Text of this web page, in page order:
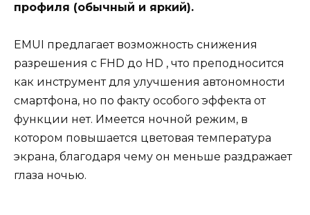
профиля (обычный и яркий).
EMUI предлагает возможность снижения
разрешения с FHD до HD , что преподносится
как инструмент для улучшения автономности
смартфона, но по факту особого эффекта от
функции нет. Имеется ночной режим, в
котором повышается цветовая температура
экрана, благодаря чему он меньше раздражает
глаза ночью.